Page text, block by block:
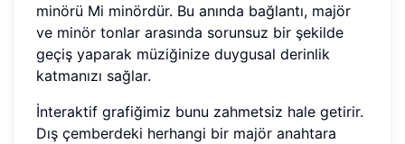
minörü Mi minördür. Bu anında bağlantı, majör
ve minör tonlar arasında sorunsuz bir şekilde
geçiş yaparak müziğinize duygusal derinlik
katmanızı sağlar.
İnteraktif grafiğimiz bunu zahmetsiz hale getirir.
Dış çemberdeki herhangi bir majör anahtara